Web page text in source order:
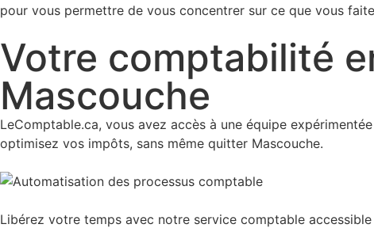
pour vous permettre de vous concentrer sur ce que vous
Votre comptabilité
Mascouche
LeComptable.ca, vous avez accès à une équipe
optimisez vos impôts, sans même quitter Mascouche.
Libérez votre temps avec notre service comptable